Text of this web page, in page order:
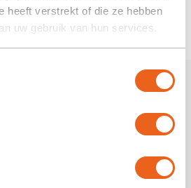
heeft verstrekt of die ze hebben
uw gebruik van hun services.